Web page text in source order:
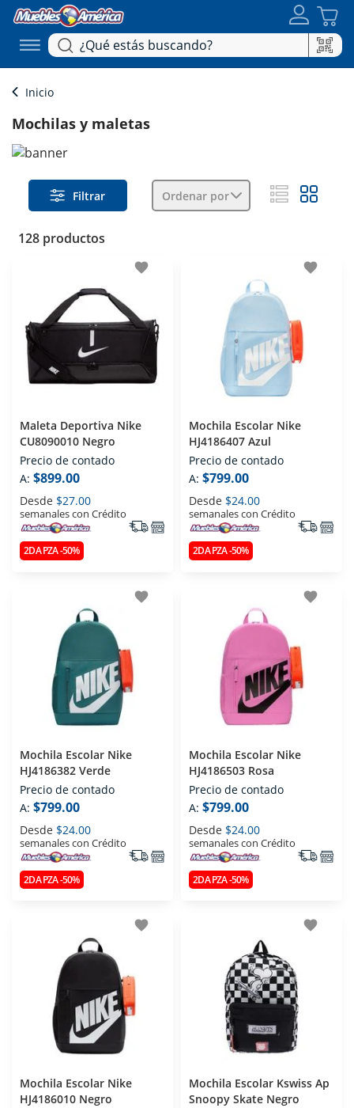
Inicio
Mochilas y maletas
Filtrar Ordenar por
128 productos
favorite
Maleta Deportiva Nike
CU8090010 Negro
Precio de contado
A: $899.00
Desde $27.00
semanales con Crédito
2DA PZA -50%
favorite
Mochila Escolar Nike
HJ4186407 Azul
Precio de contado
A: $799.00
Desde $24.00
semanales con Crédito
2DA PZA -50%
favorite
Mochila Escolar Nike
HJ4186382 Verde
Precio de contado
A: $799.00
Desde $24.00
semanales con Crédito
2DA PZA -50%
favorite
Mochila Escolar Nike
HJ4186503 Rosa
Precio de contado
A: $799.00
Desde $24.00
semanales con Crédito
2DA PZA -50%
favorite
Mochila Escolar Nike
HJ4186010 Negro
favorite
Mochila Escolar Kswiss Ap
Snoopy Skate Negro